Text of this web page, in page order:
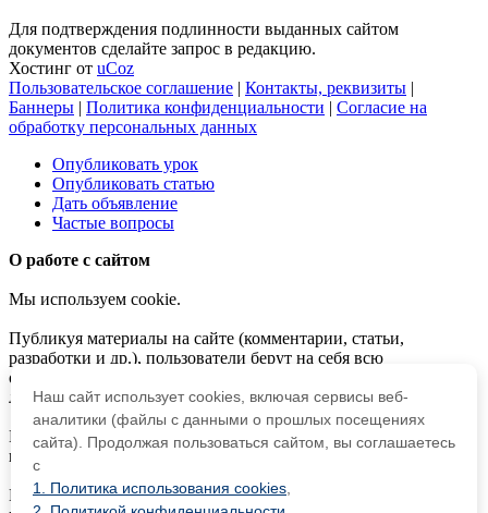
Для подтверждения подлинности выданных сайтом
документов сделайте запрос в редакцию.
Хостинг от uCoz
Пользовательское соглашение | Контакты, реквизиты |
Баннеры | Политика конфиденциальности | Согласие на
обработку персональных данных
Опубликовать урок
Опубликовать статью
Дать объявление
Частые вопросы
О работе с сайтом
Мы используем cookie.
Публикуя материалы на сайте (комментарии, статьи,
разработки и др.), пользователи берут на себя всю
ответственность за содержание материалов и разрешение
любых спорных вопросов с третьми лицами.
При этом редакция сайта готова оказывать всяческую
поддержку как в публикации, так и других вопросах.
Если вы обнаружили, что на нашем сайте незаконно
Наш сайт использует cookies, включая сервисы веб-
аналитики (файлы с данными о прошлых посещениях
сайта). Продолжая пользоваться сайтом, вы соглашаетесь
с
1. Политика использования cookies